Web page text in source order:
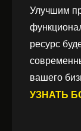
Улучшим
ресурс
вашего
УЗНАТЬ